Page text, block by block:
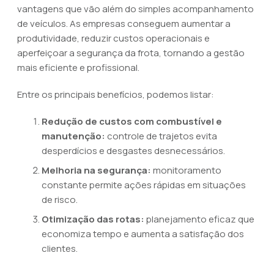
vantagens que vão além do simples acompanhamento
de veículos. As empresas conseguem aumentar a
produtividade, reduzir custos operacionais e
aperfeiçoar a segurança da frota, tornando a gestão
mais eficiente e profissional.
Entre os principais benefícios, podemos listar:
Redução de custos com combustível e
manutenção: controle de trajetos evita
desperdícios e desgastes desnecessários.
Melhoria na segurança: monitoramento
constante permite ações rápidas em situações
de risco.
Otimização das rotas: planejamento eficaz que
economiza tempo e aumenta a satisfação dos
clientes.